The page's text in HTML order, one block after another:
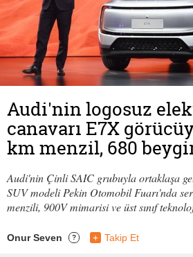
Audi'nin logosuz
canavarı E7X
km menzil, 680
Audi'nin Çinli SAIC grubuyla ortaklaşa
SUV modeli Pekin Otomobil Fuarı'nda
menzili, 900V mimarisi ve üst sınıf
Onur Seven ? + Takip Et